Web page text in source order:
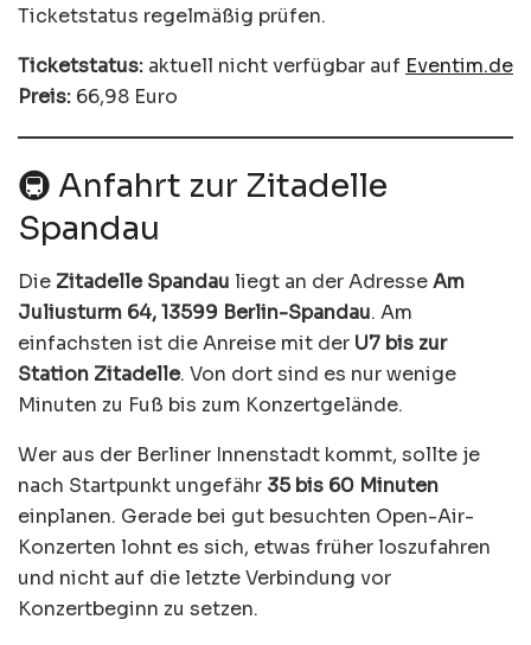
Ticketstatus regelmäßig prüfen.
Ticketstatus: aktuell nicht verfügbar auf Eventim.de
Preis: 66,98 Euro
🚇 Anfahrt zur Zitadelle
Spandau
Die Zitadelle Spandau liegt an der AdresseAm
Juliusturm 64, 13599 Berlin-Spandau. Am
einfachsten ist die Anreise mit der U7 bis zur
Station Zitadelle. Von dort sind es nur wenige
Minuten zu Fuß bis zum Konzertgelände.
Wer aus der Berliner Innenstadt kommt, sollte je
nach Startpunkt ungefähr 35 bis 60 Minuten
einplanen. Gerade bei gut besuchten Open-Air-
Konzerten lohnt es sich, etwas früher loszufahren
und nicht auf die letzte Verbindung vor
Konzertbeginn zu setzen.